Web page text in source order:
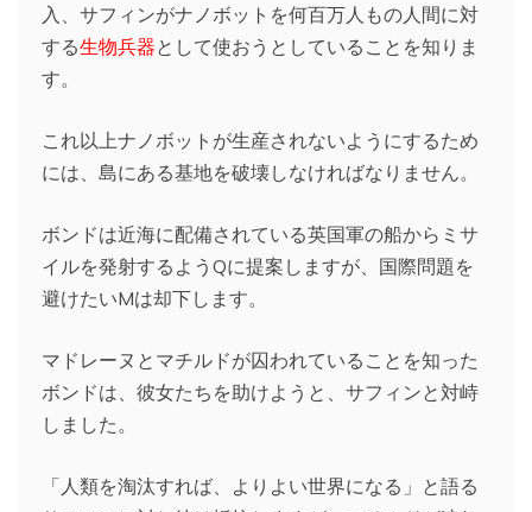
入、サフィンがナノボットを何百万人もの人間に対
する生物兵器として使おうとしていることを知りま
す。
これ以上ナノボットが生産されないようにするため
には、島にある基地を破壊しなければなりません。
ボンドは近海に配備されている英国軍の船からミサ
イルを発射するようQに提案しますが、国際問題を
避けたいMは却下します。
マドレーヌとマチルドが囚われていることを知った
ボンドは、彼女たちを助けようと、サフィンと対峙
しました。
「人類を淘汰すれば、よりよい世界になる」と語る